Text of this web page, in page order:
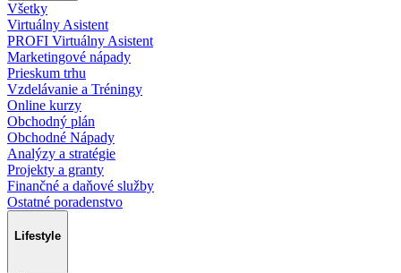
Všetky
Virtuálny Asistent
PROFI Virtuálny Asistent
Marketingové nápady
Prieskum trhu
Vzdelávanie a Tréningy
Online kurzy
Obchodný plán
Obchodné Nápady
Analýzy a stratégie
Projekty a granty
Finančné a daňové služby
Ostatné poradenstvo
Lifestyle